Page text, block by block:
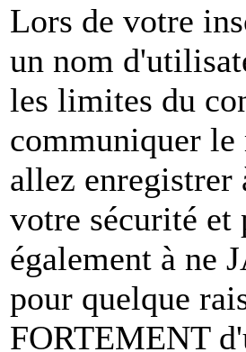
Lors de votre
un nom
les limites du
communiquer le
allez enregistrer
votre sécurité et
également à ne
pour quelque
FORTEMENT